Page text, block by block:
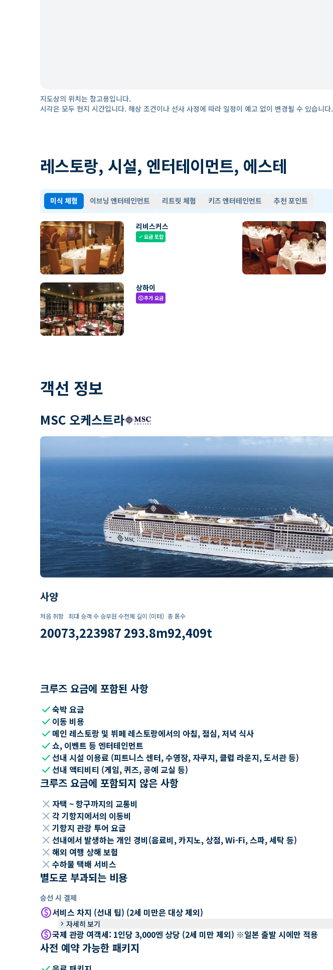
지도상의 위치는 참고용입니다.
시각은 모두 현지 시간입니다. 해상 조건이나 선사 사정에 따라 일정이 예고 없이 변경될 수 있습니다.
레스토랑, 시설, 엔터테이먼트, 에스테
미식 체험 이브닝 엔터테인먼트 리트릿 체험 키즈 엔터테인먼트 추천 포인트
리비스커스
check요금 포함
상하이
paid추가 요금
객선 정보
MSC 오케스트라
사양
처음 취항
2007
최대 승객 수
3,223
승무원 수
987
전체 길이 (미터)
293.8m
총 톤수
92,409t
크루즈 요금에 포함된 사항
check숙박 요금
check 이동 비용
check 메인 레스토랑 및 뷔페 레스토랑에서의 아침, 점심, 저녁 식사
check쇼, 이벤트 등 엔터테인먼트
check선내 시설 이용료 (피트니스 센터, 수영장, 자쿠지, 클럽 라운지, 도서관 등)
check선내 액티비티 (게임, 퀴즈, 공예 교실 등)
크루즈 요금에 포함되지 않은 사항
close 자택 ~ 항구까지의 교통비
close 각 기항지에서의 이동비
close 기항지 관광 투어 요금
close 선내에서 발생하는 개인 경비(음료비, 카지노, 상점, Wi-Fi, 스파, 세탁 등)
close 해외 여행 상해 보험
close 수하물 택배 서비스
별도로 부과되는 비용
승선 시 결제
paid서비스 차지 (선내 팁) (2세 미만은 대상 제외)
keyboard_arrow_right 자세히 보기
paid국제 관광 여객세: 1인당 3,000엔 상당 (2세 미만 제외) ※일본 출발 시에만 적용
사전 예약 가능한 패키지